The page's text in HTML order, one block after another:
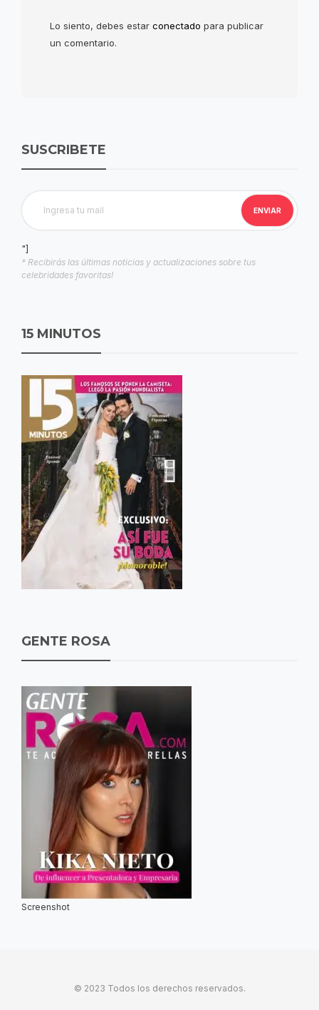
Lo siento, debes estar conectado para publicar
un comentario.
SUSCRIBETE
"]
* Recibirás las últimas noticias y actualizaciones sobre tus
celebridades favoritas!
15 MINUTOS
GENTE ROSA
Screenshot
© 2023 Todos los derechos reservados.